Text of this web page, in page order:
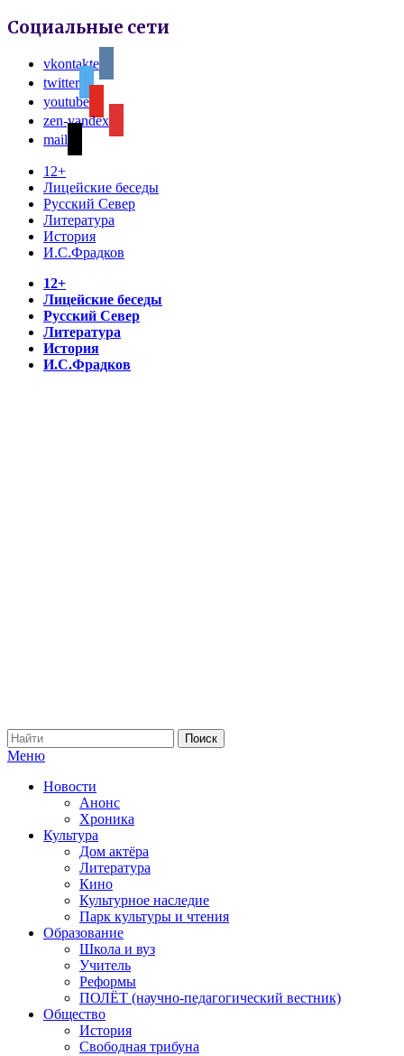
Социальные сети
vkontakte
twitter
youtube
zen-yandex
mail
12+
Лицейские беседы
Русский Север
Литература
История
И.С.Фрадков
12+
Лицейские беседы
Русский Север
Литература
История
И.С.Фрадков
Меню
Новости
Анонс
Хроника
Культура
Дом актёра
Литература
Кино
Культурное наследие
Парк культуры и чтения
Образование
Школа и вуз
Учитель
Реформы
ПОЛЁТ (научно-педагогический вестник)
Общество
История
Свободная трибуна